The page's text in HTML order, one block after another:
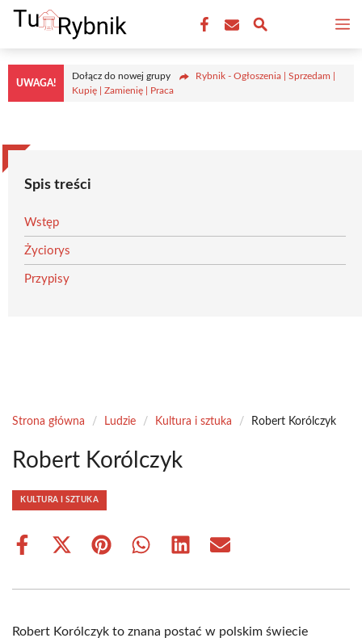
Przejdź
treści
UWAGA!
Dołącz do nowej grupy
Rybnik - Ogłoszenia | Sprzedam |
Kupię | Zamienię | Praca
Spis treści
Wstęp
Życiorys
Przypisy
Strona główna / Ludzie / Kultura i sztuka / Robert Korólczyk
Robert Korólczyk
KULTURA I SZTUKA
Share
Share
(Twitter)
Share Share Share Share
Robert Korólczyk to znana postać w polskim świecie